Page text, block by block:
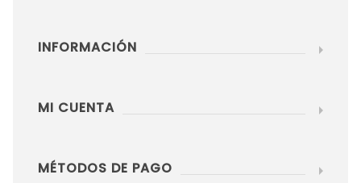
INFORMACIÓN
MI CUENTA
MÉTODOS DE PAGO